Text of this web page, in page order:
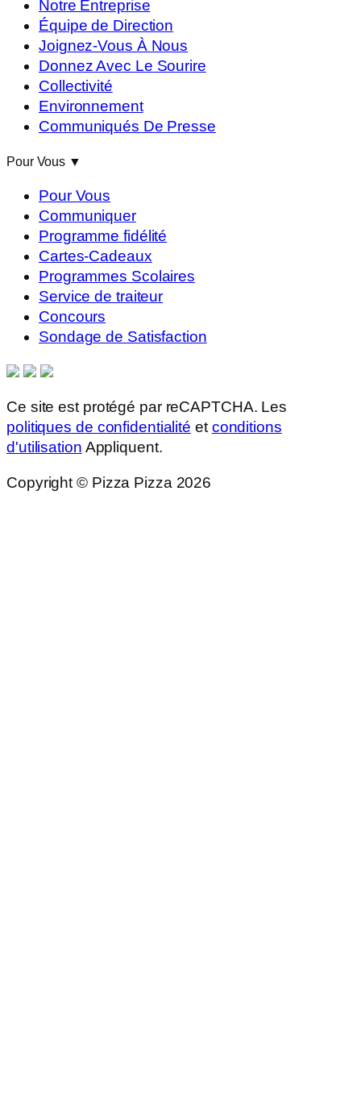
Notre Entreprise
Équipe de Direction
Joignez-Vous À Nous
Donnez Avec Le Sourire
Collectivité
Environnement
Communiqués De Presse
Pour Vous ▼
Pour Vous
Communiquer
Programme fidélité
Cartes-Cadeaux
Programmes Scolaires
Service de traiteur
Concours
Sondage de Satisfaction
Ce site est protégé par reCAPTCHA. Les
politiques de confidentialité etconditions
d'utilisation Appliquent.
Copyright © Pizza Pizza 2026